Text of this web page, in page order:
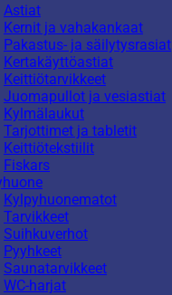
Astiat
Kernit ja vahakankaat
Pakastus- ja säilytysrasiat
Kertakäyttöastiat
Keittiötarvikkeet
Juomapullot ja vesiastiat
Kylmälaukut
Tarjottimet ja tabletit
Keittiötekstiilit
Fiskars
Kylpyhuonematot
Tarvikkeet
Suihkuverhot
Pyyhkeet
Saunatarvikkeet
WC-harjat